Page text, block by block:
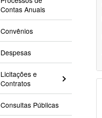
Contas Anuais
Convênios
Despesas
Licitações e
Contratos
Consultas Públicas